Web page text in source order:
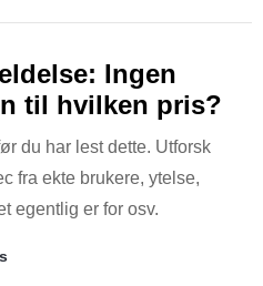
Ingen
til hvilken pris?
du har lest dette. Utforsk
fra ekte brukere, ytelse,
egentlig er for osv.